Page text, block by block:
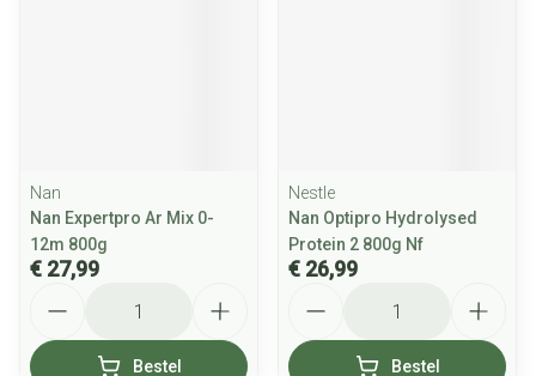
Nan
Nan Expertpro Ar Mix 0-
12m 800g
€ 27,99
Bestel
Nestle
Nan Optipro Hydrolysed
Protein 2 800g Nf
€ 26,99
Bestel